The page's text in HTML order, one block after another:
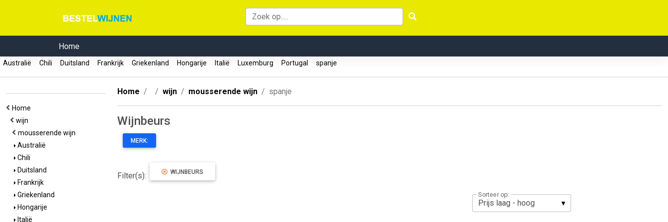
Home
Australië Chili Duitsland Frankrijk Griekenland Hongarije Italië Luxemburg Portugal spanje
Home
wijn
mousserende wijn
Australië
Chili
Duitsland
Frankrijk
Griekenland
Hongarije
Italië
Home wijn mousserende wijn spanje
Wijnbeurs
MERK:
Filter(s): WIJNBEURS
Sorteer op: